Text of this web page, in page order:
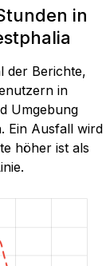
in
der Berichte,
in
Umgebung
Ein Ausfall wird
höher ist als